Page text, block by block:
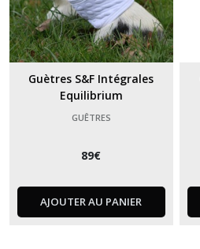
Guètres S&F Intégrales
Equilibrium
GUÊTRES
89€
AJOUTER AU PANIER